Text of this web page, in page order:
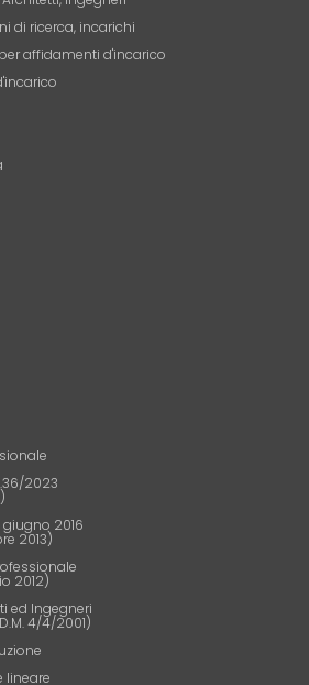
di ricerca, incarichi
affidamenti d'incarico
2023
giugno 2016
2013)
2012)
ed Ingegneri
4/4/2001)
lineare